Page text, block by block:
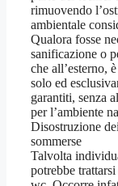
rimuovendo
ambientale
Qualora fosse
sanificazione o
che all’esterno,
solo ed
garantiti, senza
per l’ambiente
Disostruzione
sommerse
Talvolta
potrebbe